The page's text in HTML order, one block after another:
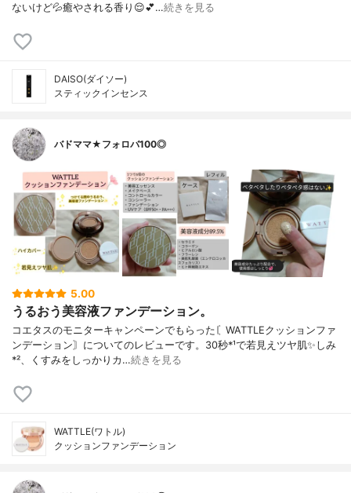
ないけど💦癒やされる香り😌💕…続きを見る
DAISO(ダイソー)
スティックインセンス
バドママ★フォロバ100◎
5.00
うるおう美容液ファンデーション。
コエタスのモニターキャンペーンでもらった〘WATTLEクッションファ
ンデーション〙についてのレビューです。30秒*¹で若見えツヤ肌✨しみ
*²、くすみをしっかりカ…続きを見る
WATTLE(ワトル)
クッションファンデーション